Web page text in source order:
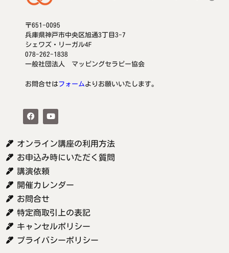
〒651-0095
兵庫県神戸市中央区旭通3丁目3-7
シェワズ・リーガル4F
078-262-1838
一般社団法人 マッピングセラピー協会
お問合せはフォームよりお願いいたします。
オンライン講座の利用方法
お申込み時にいただく質問
講演依頼
開催カレンダー
お問合せ
特定商取引上の表記
キャンセルポリシー
プライバシーポリシー